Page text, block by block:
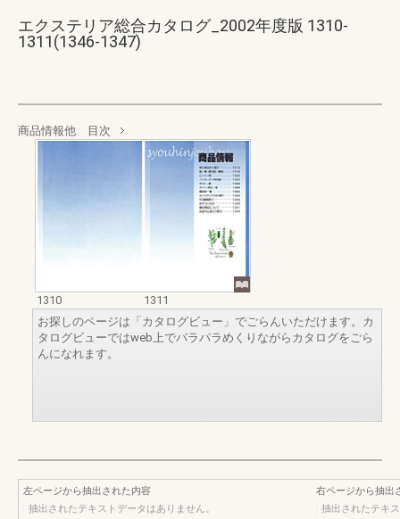
エクステリア総合カタログ_2002年度版 1310-
1311(1346-1347)
商品情報他 目次
1310
1311
お探しのページは「カタログビュー」でごらんいただけます。カ
タログビューではweb上でパラパラめくりながらカタログをごら
んになれます。
左ページから抽出された内容
抽出されたテキストデータはありません。
右ページから抽出
抽出されたテキ